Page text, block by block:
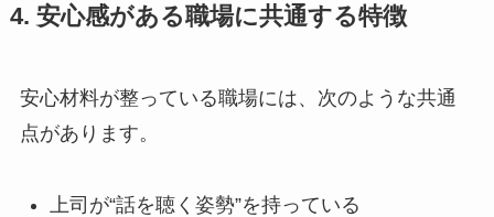
4. 安心感がある職場に共通する特徴
安心材料が整っている職場には、次のような共通
点があります。
上司が“話を聴く姿勢”を持っている